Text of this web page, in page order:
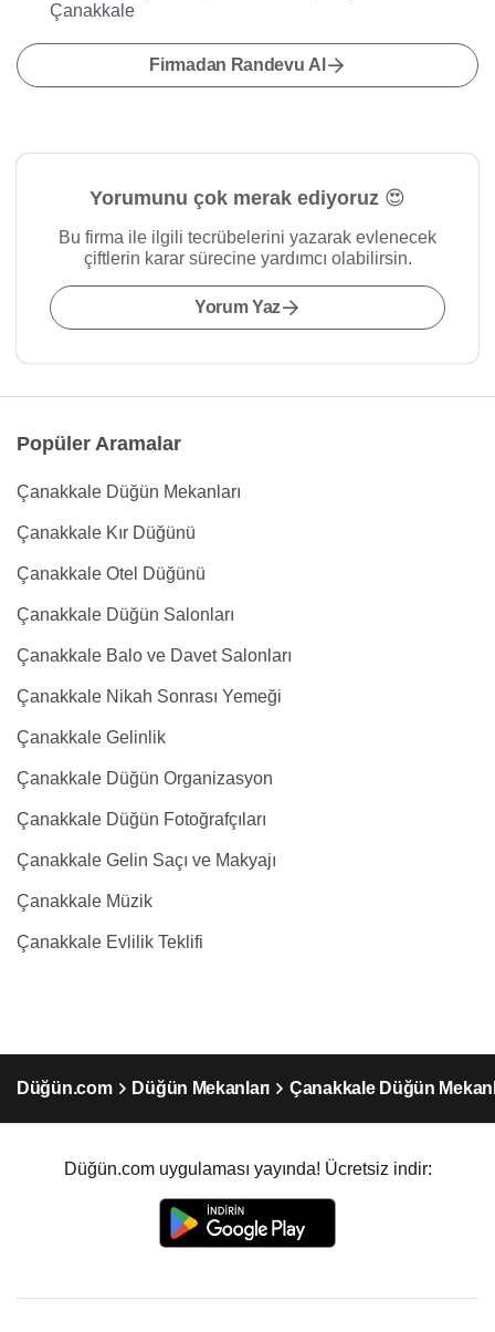
Çanakkale
Firmadan Randevu Al
Yorumunu çok merak ediyoruz 😍
Bu firma ile ilgili tecrübelerini yazarak evlenecek
çiftlerin karar sürecine yardımcı olabilirsin.
Yorum Yaz
Popüler Aramalar
Çanakkale Düğün Mekanları
Çanakkale Kır Düğünü
Çanakkale Otel Düğünü
Çanakkale Düğün Salonları
Çanakkale Balo ve Davet Salonları
Çanakkale Nikah Sonrası Yemeği
Çanakkale Gelinlik
Çanakkale Düğün Organizasyon
Çanakkale Düğün Fotoğrafçıları
Çanakkale Gelin Saçı ve Makyajı
Çanakkale Müzik
Çanakkale Evlilik Teklifi
Düğün.com Düğün Mekanları Çanakkale Düğün
Düğün.com uygulaması yayında! Ücretsiz indir: